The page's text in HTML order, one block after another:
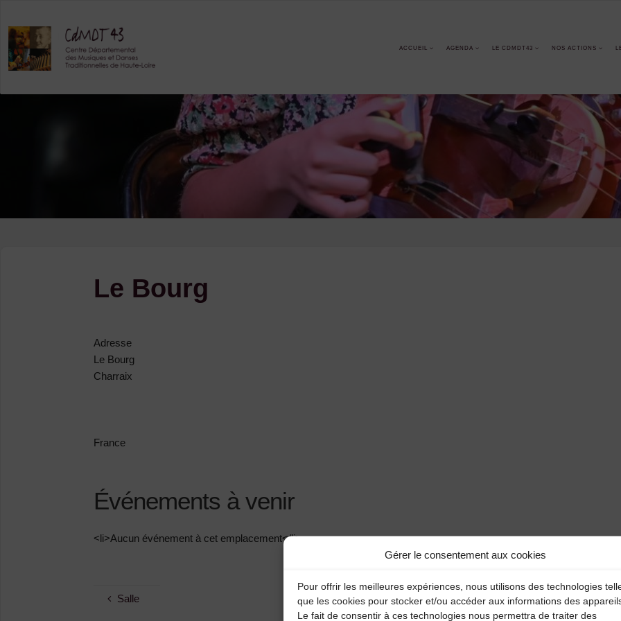
Gérer le consentement aux cookies
Pour offrir les meilleures expériences, nous utilisons des technologies
que les cookies pour stocker et/ou accéder aux informations des
Le fait de consentir à ces technologies nous permettra de traiter des
content
ACCUEIL AGENDA LE CDMDT43 NOS ACTIONS
Le Bourg
Adresse
Le Bourg
Charraix
France
Événements à venir
<li>Aucun événement à cet emplacement</li>
Salle